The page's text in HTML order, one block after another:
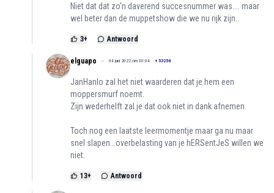
Niet dat dat zo'n daverend succesnummer was.... maar
wel beter dan de muppetshow die we nu rijk zijn..
3+ Antwoord
elguapo 04 juni 2022 om 00:04 + 53256
JanHanlo zal het niet waarderen dat je hem een
moppersmurf noemt.
Zijn wederhelft zal je dat ook niet in dank afnemen.
Toch nog een laatste leermomentje maar ga nu maar
snel slapen...overbelasting van je hERSentJeS willen we
niet.
13+ Antwoord